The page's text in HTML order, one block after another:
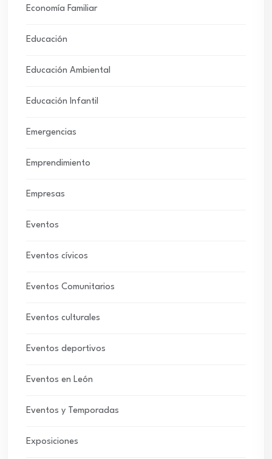
Economía Familiar
Educación
Educación Ambiental
Educación Infantil
Emergencias
Emprendimiento
Empresas
Eventos
Eventos cívicos
Eventos Comunitarios
Eventos culturales
Eventos deportivos
Eventos en León
Eventos y Temporadas
Exposiciones